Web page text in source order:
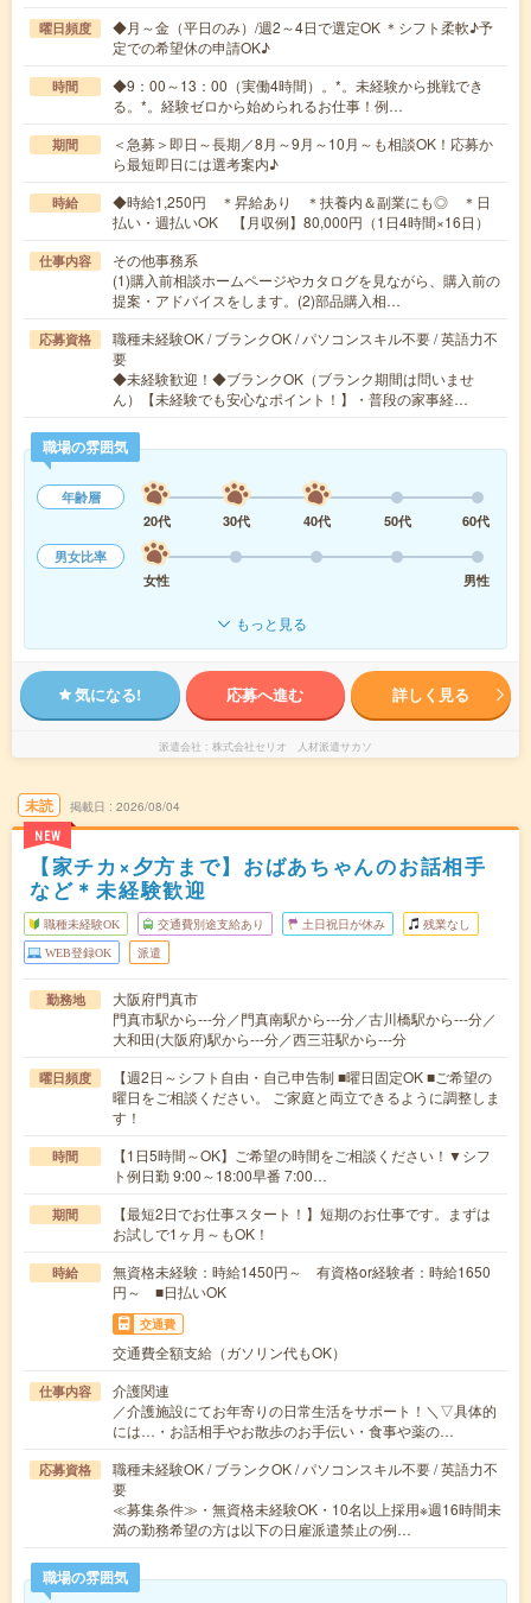
曜日頻度
◆月～金（平日のみ）/週2～4日で選定OK ＊シフト柔軟♪予
定での希望休の申請OK♪
時間
◆9：00～13：00（実働4時間）。*。未経験から挑戦でき
る。*。経験ゼロから始められるお仕事！例…
期間
＜急募＞即日～長期／8月～9月～10月～も相談OK！応募か
ら最短即日には選考案内♪
時給
◆時給1,250円 ＊昇給あり ＊扶養内＆副業にも◎ ＊日
払い・週払いOK 【月収例】80,000円（1日4時間×16日）
仕事内容
その他事務系
(1)購入前相談ホームページやカタログを見ながら、購入前の
提案・アドバイスをします。(2)部品購入相…
応募資格
職種未経験OK / ブランクOK / パソコンスキル不要 / 英語力不
要
◆未経験歓迎！◆ブランクOK（ブランク期間は問いませ
ん）【未経験でも安心なポイント！】・普段の家事経…
職場の雰囲気
年齢層
20代
30代 40代 50代
60代
男女比率
女性
男性
もっと見る
気になる! 応募へ進む 詳しく見る
派遣会社 株式会社セリオ 人材派遣サカソ
未読
NEW
掲載日 2026/08/04
【家チカ×夕方まで】おばあちゃんのお話相手
など＊未経験歓迎
職種未経験OK 交通費別途支給あり 土日祝日が休み 残業なし
WEB登録OK 派遣
勤務地
大阪府門真市
門真市駅から---分／門真南駅から---分／古川橋駅から---分／
大和田(大阪府)駅から---分／西三荘駅から---分
曜日頻度
【週2日～シフト自由・自己申告制 ■曜日固定OK ■ご希望の
曜日をご相談ください。 ご家庭と両立できるように調整しま
す！
時間
【1日5時間～OK】ご希望の時間をご相談ください！▼シフ
ト例日勤 9:00～18:00早番 7:00…
期間
【最短2日でお仕事スタート！】短期のお仕事です。まずは
お試しで1ヶ月～もOK！
時給
無資格未経験：時給1450円～ 有資格or経験者：時給1650
円～ ■日払いOK
交通費
交通費全額支給（ガソリン代もOK）
仕事内容
介護関連
／介護施設にてお年寄りの日常生活をサポート！＼▽具体的
には…・お話相手やお散歩のお手伝い・食事や薬の…
応募資格
職種未経験OK / ブランクOK / パソコンスキル不要 / 英語力不
要
≪募集条件≫・無資格未経験OK・10名以上採用※週16時間未
満の勤務希望の方は以下の日雇派遣禁止の例…
職場の雰囲気